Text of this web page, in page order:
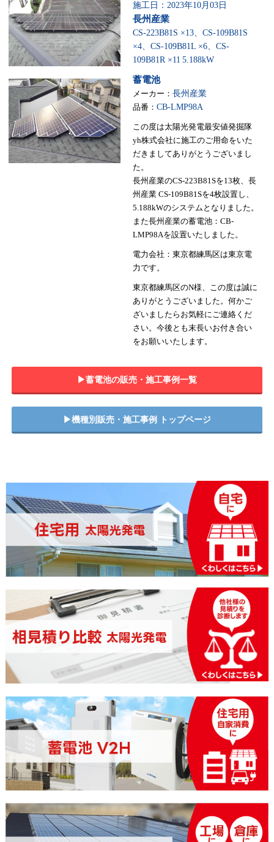
施工日：2023年10月03日
長州産業
CS-223B81S ×13、CS-109B81S
×4、CS-109B81L ×6、CS-
109B81R ×11 5.188kW
蓄電池
メーカー： 長州産業
品番： CB-LMP98A
この度は太陽光発電最安値発掘隊
yh株式会社に施工のご用命をいた
だきましてありがとうございまし
た。
長州産業のCS-223B81Sを13枚、長
州産業 CS-109B81Sを4枚設置し、
5.188kWのシステムとなりました。
また長州産業の蓄電池：CB-
LMP98Aを設置いたしました。
電力会社：東京都練馬区は東京電
力です。
東京都練馬区のN様、この度は誠に
ありがとうございました。何かご
ざいましたらお気軽にご連絡くだ
さい。今後とも末長いお付き合い
をお願いいたします。
▶︎蓄電池の販売・施工事例一覧
▶︎機種別販売・施工事例 トップページ